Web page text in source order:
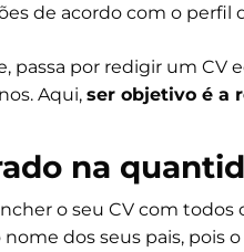
de acordo com o perfil
passa por redigir um CV
Aqui, ser objetivo é a
na
o seu CV com todos
dos seus pais, pois